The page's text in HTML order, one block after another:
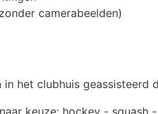
camerabeelden)
in het clubhuis